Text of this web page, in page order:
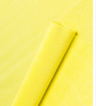
Темп. хранения: -20 до +35 С .
салатовый